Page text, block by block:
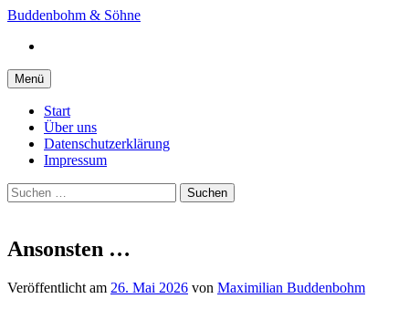
Springe
Inhalt
Buddenbohm & Söhne
Menü
Start
Über uns
Datenschutzerklärung
Impressum
Suchen
nach:
Ansonsten …
Veröffentlicht am 26. Mai 2026 von Maximilian Buddenbohm